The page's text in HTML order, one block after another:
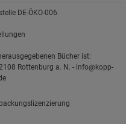
DE-ÖKO-006
Bücher ist:
Rottenburg a. N. - info@kopp-